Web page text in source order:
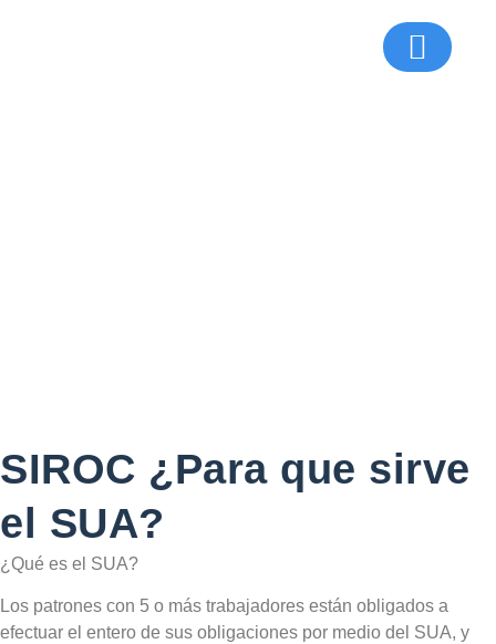
SIROC ¿Para que sirve
el SUA?
¿Qué es el SUA?
Los patrones con 5 o más trabajadores están obligados a
efectuar el entero de sus obligaciones por medio del SUA, y